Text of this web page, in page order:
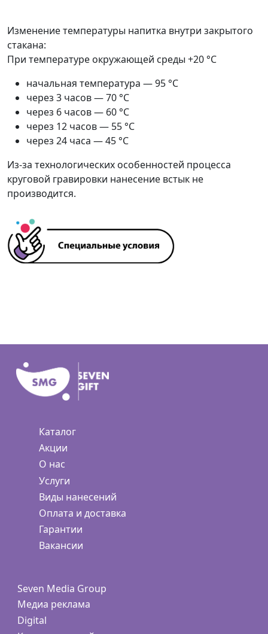
Изменение температуры напитка внутри закрытого
стакана:
При температуре окружающей среды +20 °С
начальная температура — 95 °С
через 3 часов — 70 °С
через 6 часов — 60 °С
через 12 часов — 55 °С
через 24 часа — 45 °С
Из-за технологических особенностей процесса
круговой гравировки нанесение встык не
производится.
Каталог
Акции
О нас
Услуги
Виды нанесений
Оплата и доставка
Гарантии
Вакансии
Seven Media Group
Медиа реклама
Digital